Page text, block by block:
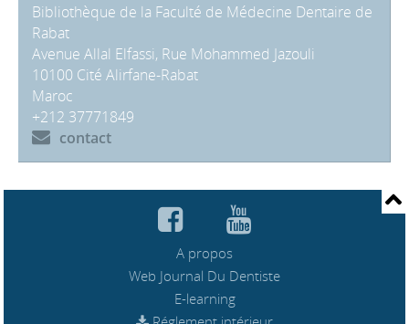
Bibliothèque de la Faculté de Médecine Dentaire de
Rabat
Avenue Allal Elfassi, Rue Mohammed Jazouli
10100 Cité Alirfane-Rabat
Maroc
+212 37771849
contact
A propos
Web Journal Du Dentiste
E-learning